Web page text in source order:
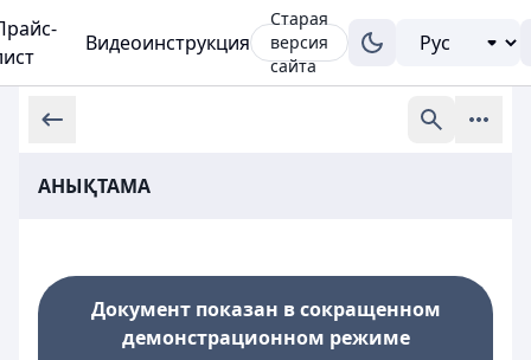
Видеоинструкция
Старая
версия
сайта
АНЫҚТАМА
Документ показан в сокращенном
демонстрационном режиме